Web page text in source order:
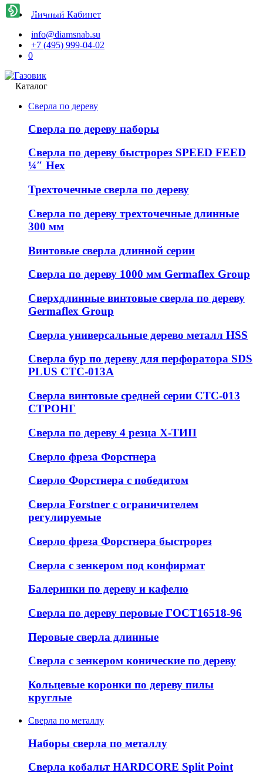
Личный Кабинет
info@diamsnab.su
+7 (495) 999-04-02
0
Каталог
Сверла по дереву
Сверла по дереву наборы
Сверла по дереву быстрорез SPEED FEED
¼″ Hex
Трехточечные сверла по дереву
Сверла по дереву трехточечные длинные
300 мм
Винтовые сверла длинной серии
Сверла по дереву 1000 мм Germaflex Group
Сверхдлинные винтовые сверла по дереву
Germaflex Group
Сверла универсальные дерево металл HSS
Cверла бур по дереву для перфоратора SDS
PLUS СТС-013А
Сверла винтовые средней серии СТС-013
СТРОНГ
Сверла по дереву 4 резца Х-ТИП
Сверло фреза Форстнера
Сверло Форстнера с победитом
Сверла Forstner с ограничителем
регулируемые
Сверло фреза Форстнера быстрорез
Сверла с зенкером под конфирмат
Балеринки по дереву и кафелю
Сверла по дереву перовые ГОСТ16518-96
Перовые сверла длинные
Сверла с зенкером конические по дереву
Кольцевые коронки по дереву пилы
круглые
Сверла по металлу
Наборы сверла по металлу
Сверла кобальт HARDCORE Split Point